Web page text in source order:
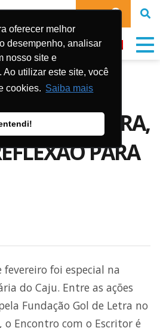
oferecer melhor
desempenho, analisar
nosso site e
Ao utilizar este site, você
cookies. Saiba mais
DOE
COM O
LEVA CULTURA,
PARA
foi especial na
do Caju. Entre as ações
Fundação Gol de Letra no
Encontro com o Escritor é